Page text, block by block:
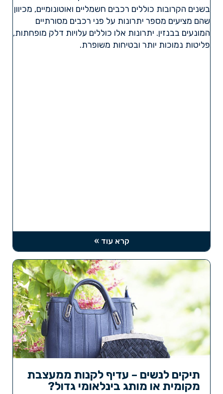
בשנים הקרובות כוללים רכבים חשמליים ואוטונומיים, מכיוון
שהם מציעים מספר יתרונות על פני רכבים מסורתיים
המונעים בבנזין. יתרונות אלו כוללים עלויות דלק מופחתות,
פליטות נמוכות יותר ובטיחות משופרת.
קרא עוד »
תיקים לנשים – עדיף לקנות ממעצבת
מקומית או מותג בינלאומי גדול?